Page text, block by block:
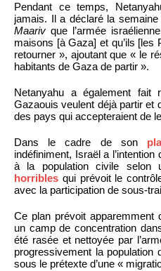
Pendant ce temps,
jamais. Il a déclaré la
Maariv que l’armée
maisons [à Gaza] et qu’ils [les
retourner », ajoutant que « le
habitants de Gaza de partir ».
Netanyahu a également fait
Gazaouis veulent déjà partir et
des pays qui accepteraient de
Dans le cadre de son
indéfiniment, Israël a l’intention
à la population civile selon
horribles qui prévoit le
avec la participation de sous-
Ce plan prévoit apparemment
un camp de concentration
été rasée et nettoyée par
progressivement la
sous le prétexte d’une «